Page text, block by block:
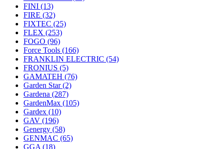
FINI (13)
FIRE (32)
FIXTEC (25)
FLEX (253)
FOGO (96)
Force Tools (166)
FRANKLIN ELECTRIC (54)
FRONIUS (5)
GAMATEH (76)
Garden Star(2)
Gardena (287)
GardenMax (105)
Gardex (10)
GAV (196)
Genergy (58)
GENMAC (65)
GGA (18)